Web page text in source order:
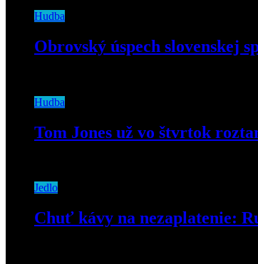
Hudba
Obrovský úspech slovenskej
Hudba
Tom Jones už vo štvrtok
Jedlo
Chuť kávy na nezaplatenie: